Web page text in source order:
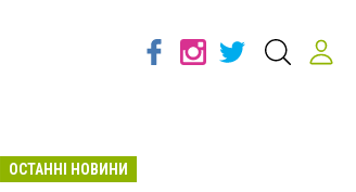
ОСТАННІ НОВИНИ